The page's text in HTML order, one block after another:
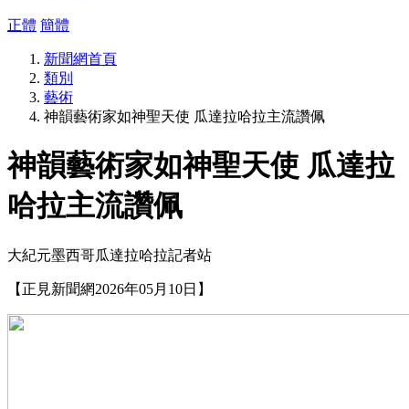
正體 簡體
新聞網首頁
類別
藝術
神韻藝術家如神聖天使 瓜達拉哈拉主流讚佩
神韻藝術家如神聖天使 瓜達拉
哈拉主流讚佩
大紀元墨西哥瓜達拉哈拉記者站
【正見新聞網2026年05月10日】